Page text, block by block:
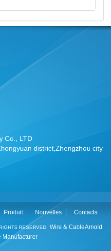
Co., LTD
district,Zhengzhou city
Produit Nouvelles Contacts
RESERVED. Wire & CableArnold
Manufacturer